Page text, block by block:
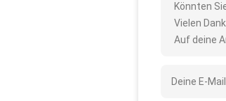
Könnten
Vielen
Auf deine